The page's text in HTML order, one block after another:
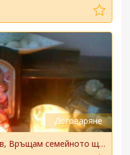
Правя силна магия за Любов, Връщам семейното щастие.
Договаряне